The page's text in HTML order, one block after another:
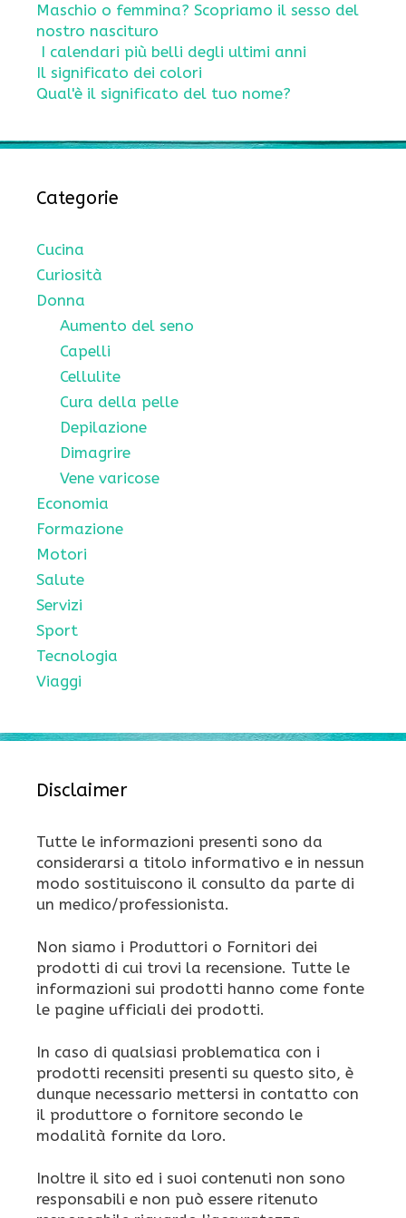
Maschio o femmina? Scopriamo il sesso del
nostro nascituro
I calendari più belli degli ultimi anni
Il significato dei colori
Qual'è il significato del tuo nome?
Categorie
Cucina
Curiosità
Donna
Aumento del seno
Capelli
Cellulite
Cura della pelle
Depilazione
Dimagrire
Vene varicose
Economia
Formazione
Motori
Salute
Servizi
Sport
Tecnologia
Viaggi
Disclaimer
Tutte le informazioni presenti sono da
considerarsi a titolo informativo e in nessun
modo sostituiscono il consulto da parte di
un medico/professionista.
Non siamo i Produttori o Fornitori dei
prodotti di cui trovi la recensione. Tutte le
informazioni sui prodotti hanno come fonte
le pagine ufficiali dei prodotti.
In caso di qualsiasi problematica con i
prodotti recensiti presenti su questo sito, è
dunque necessario mettersi in contatto con
il produttore o fornitore secondo le
modalità fornite da loro.
Inoltre il sito ed i suoi contenuti non sono
responsabili e non può essere ritenuto